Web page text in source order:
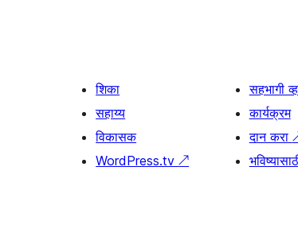
शिका
सहाय्य
विकासक
WordPress.tv↗
सहभागी
कार्यक्रम
दान करा